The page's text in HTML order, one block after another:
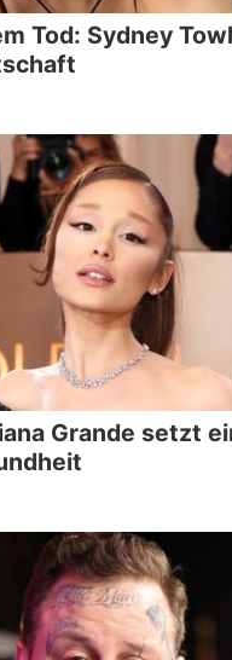
Tod: Sydney
Grande setzt